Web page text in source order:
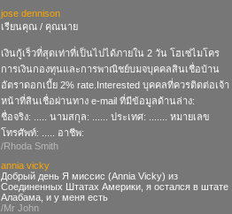
jose dennison
เรียนคุณ / คุณนาย
เงินกู้เร็วที่สุดเท่าที่เป็นไปได้ภายใน 2 วัน โฮเซ่ไมโคร
การเงินกองทุนและการพาณิชย์บมจบุคคลสินเชื่อบ้าน
อัตราดอกเบี้ย 2% rate.Interested บุคคลที่ควรติดต่อเจ้า
หน้าที่สินเชื่อผ่านทาง e-mail ที่มีข้อมูลด้านล่าง:
ชื่อจริง: ..... นามสกุล: ...... ประเทศ: ....... หมายเลข
โทรศัพท์: ..... อาชีพ:
/Rhoda Smith
annia vicky
Добрый день Я миссис (Annia Vicky) из
Соединенных Штатах Америки, я остался в штате
Алабама, и у меня есть
/Mr John